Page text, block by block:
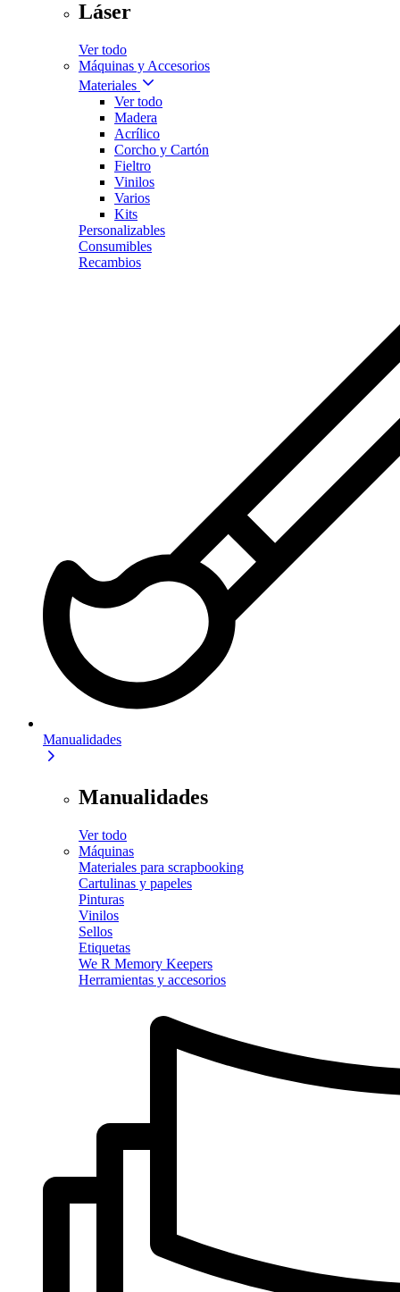
Láser
Ver todo
Máquinas y Accesorios
Materiales
Ver todo
Madera
Acrílico
Corcho y Cartón
Fieltro
Vinilos
Varios
Kits
Personalizables
Consumibles
Recambios
Manualidades
Manualidades
Ver todo
Máquinas
Materiales para scrapbooking
Cartulinas y papeles
Pinturas
Vinilos
Sellos
Etiquetas
We R Memory Keepers
Herramientas y accesorios